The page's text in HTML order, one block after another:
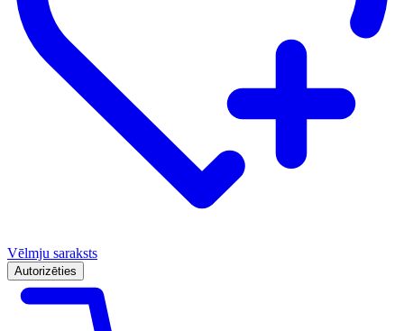
Vēlmju saraksts
Autorizēties